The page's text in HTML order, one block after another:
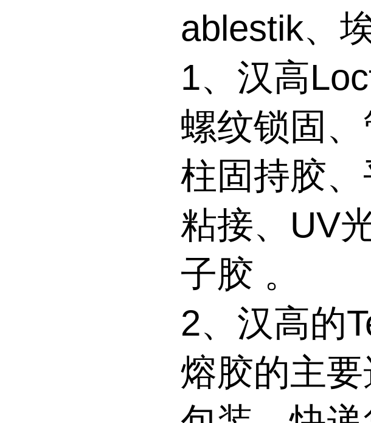
ablestik、
1、汉高
螺纹锁固
柱固持胶
粘接、UV
子胶 。
2、汉高的
熔胶的主